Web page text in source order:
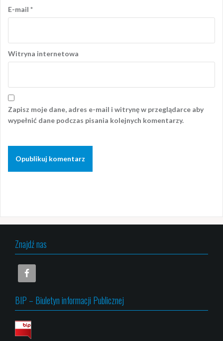
E-mail *
Witryna internetowa
Zapisz moje dane, adres e-mail i witrynę w przeglądarce aby
wypełnić dane podczas pisania kolejnych komentarzy.
Znajdź nas
BIP – Biuletyn informacji Publicznej